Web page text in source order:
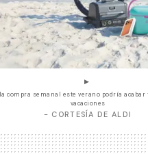
compra semanal este verano podría
vacaciones
- CORTESÍA DE ALDI